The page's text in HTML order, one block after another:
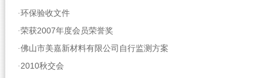
·环保验收文件
·荣获2007年度会员荣誉奖
·佛山市美嘉新材料有限公司自行监测方案
· 2010秋交会